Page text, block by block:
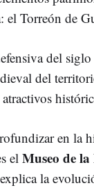
el Torreón de
del
del
en la
el Museo de
la